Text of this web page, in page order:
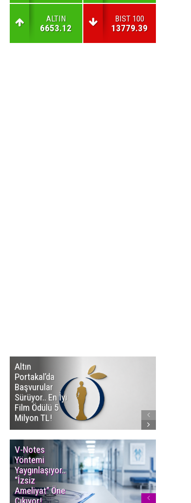
ALTIN
6653.12
BIST 100
13779.39
Altın
Portakal’da
Başvurular
Sürüyor.. En İyi
Film Ödülü 5
Milyon TL!
V-Notes
Yöntemi
Yaygınlaşıyor..
“İzsiz
Ameliyat” Öne